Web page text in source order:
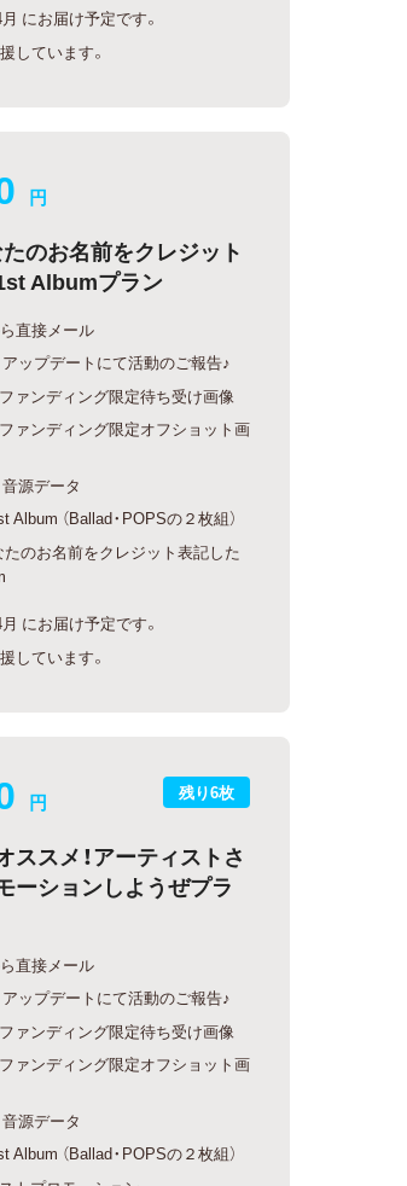
にお届け予定です。
しています。
円
のお名前をクレジット
Albumプラン
直接メール
ップデートにて活動のご報告♪
ァンディング限定待ち受け画像
ァンディング限定オフショット画
源データ
Album （Ballad・POPSの２枚組）
たのお名前をクレジット表記した
にお届け予定です。
しています。
残り6枚
円
ススメ！アーティストさ
ーションしようぜプラ
直接メール
ップデートにて活動のご報告♪
ァンディング限定待ち受け画像
ァンディング限定オフショット画
源データ
Album （Ballad・POPSの２枚組）